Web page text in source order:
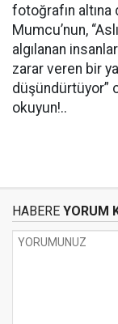
fotoğrafın
Mumcu’nun,
algılanan
zarar veren bir
düşündürtüyor”
okuyun!..
HABERE YORUM